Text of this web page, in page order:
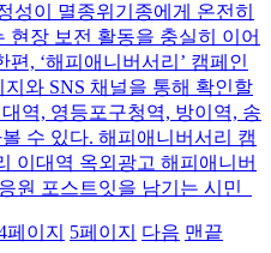
성이 멸종위기종에게 온전히
현장 보전 활동을 충실히 이어
, ‘해피애니버서리’ 캠페인
와 SNS 채널을 통해 확인할
역, 영등포구청역, 방이역, 송
수 있다. 해피애니버서리 캠
이대역 옥외광고 해피애니버
원 포스트잇을 남기는 시민
페이지 5페이지 다음 맨끝